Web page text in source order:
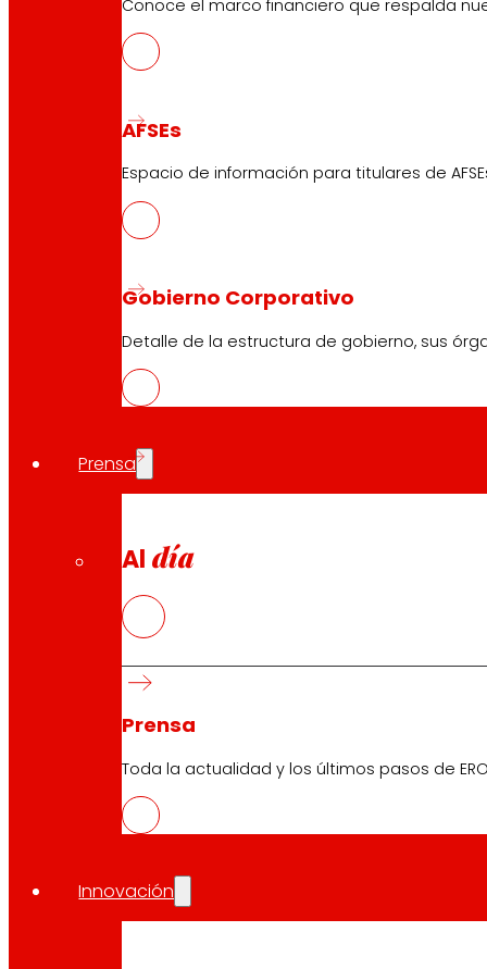
Conoce el marco financiero que respalda
AFSEs
Espacio de información para titulares de
Gobierno Corporativo
Detalle de la estructura de gobierno, sus
Prensa
Al día
Prensa
Toda la actualidad y los últimos pasos de
Innovación